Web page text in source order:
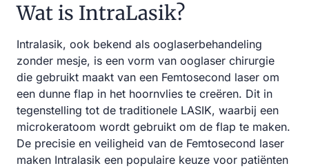
Wat is IntraLasik?
Intralasik, ook bekend als ooglaserbehandeling
zonder mesje, is een vorm van ooglaser chirurgie
die gebruikt maakt van een Femtosecond laser om
een dunne flap in het hoornvlies te creëren. Dit in
tegenstelling tot de traditionele LASIK, waarbij een
microkeratoom wordt gebruikt om de flap te maken.
De precisie en veiligheid van de Femtosecond laser
maken Intralasik een populaire keuze voor patiënten